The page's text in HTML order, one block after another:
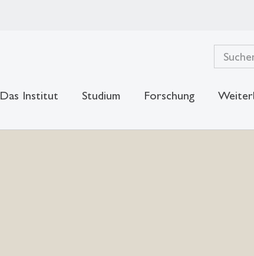
Das Institut Studium Forschung